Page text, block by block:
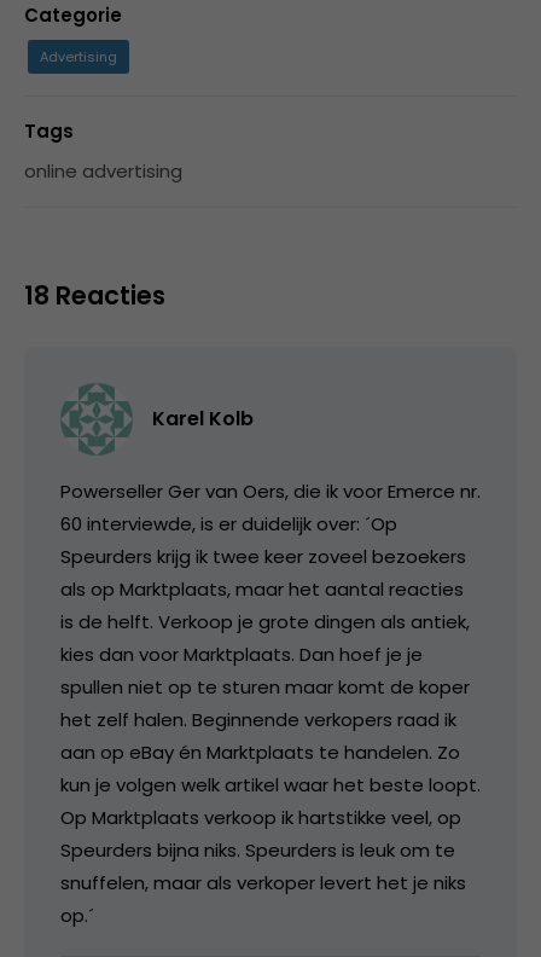
Categorie
Advertising
Tags
online advertising
18 Reacties
Karel Kolb
Powerseller Ger van Oers, die ik voor Emerce nr.
60 interviewde, is er duidelijk over: ´Op
Speurders krijg ik twee keer zoveel bezoekers
als op Marktplaats, maar het aantal reacties
is de helft. Verkoop je grote dingen als antiek,
kies dan voor Marktplaats. Dan hoef je je
spullen niet op te sturen maar komt de koper
het zelf halen. Beginnende verkopers raad ik
aan op eBay én Marktplaats te handelen. Zo
kun je volgen welk artikel waar het beste loopt.
Op Marktplaats verkoop ik hartstikke veel, op
Speurders bijna niks. Speurders is leuk om te
snuffelen, maar als verkoper levert het je niks
op.´